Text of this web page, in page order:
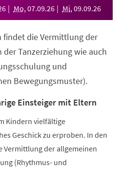
Mo, 07.09.26 Mi, 09.09.26
findet die Vermittlung der
Tanzerziehung wie auch
und
Bewegungsmuster).
Einsteiger mit Eltern
Kindern vielfältige
Geschick zu erproben. In den
der allgemeinen
(Rhythmus- und